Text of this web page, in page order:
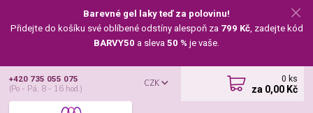
Barevné gel laky teď za polovinu!
Přidejte do košíku své oblíbené odstíny alespoň za 799 Kč, zadejte kód
BARVY50 a sleva 50 % je vaše.
CZK
+420 735 055 075
(Po - Pá, 8 - 16 hod.)
0 ks
za 0,00 Kč